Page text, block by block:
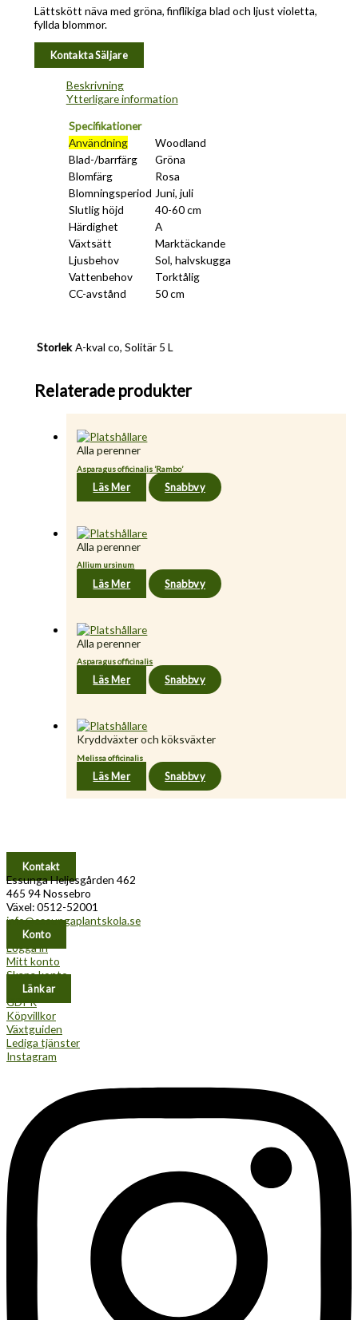
Lättskött näva med gröna, finflikiga blad och ljust violetta,
fyllda blommor.
Kontakta Säljare
Beskrivning
Ytterligare information
Specifikationer
Användning
Woodland
Blad-/barrfärg
Gröna
Blomfärg
Rosa
Blomningsperiod Juni, juli
Slutlig höjd
40-60 cm
Härdighet
A
Växtsätt
Marktäckande
Ljusbehov
Sol, halvskugga
Vattenbehov
Torktålig
CC-avstånd
50 cm
Storlek A-kval co, Solitär 5 L
Relaterade produkter
Alla perenner
Asparagus officinalis ’Rambo’
Läs Mer Snabbvy
Alla perenner
Allium ursinum
Läs Mer Snabbvy
Alla perenner
Asparagus officinalis
Läs Mer Snabbvy
Kryddväxter och köksväxter
Melissa officinalis
Läs Mer Snabbvy
Kontakt
Essunga Heljesgården 462
465 94 Nossebro
Växel: 0512-52001
info@essungaplantskola.se
Konto
Logga in
Mitt konto
Skapa konto
Länkar
GDPR
Köpvillkor
Växtguiden
Lediga tjänster
Instagram